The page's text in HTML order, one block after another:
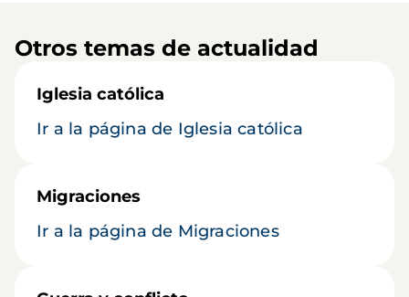
Otros temas de actualidad
Iglesia católica
Ir a la página de Iglesia católica
Migraciones
Ir a la página de Migraciones